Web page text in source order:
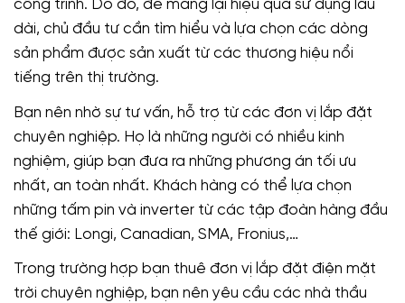
công trình. Do đó, để mang lại hiệu quả sử dụng lâu
dài, chủ đầu tư cần tìm hiểu và lựa chọn các dòng
sản phẩm được sản xuất từ các thương hiệu nổi
tiếng trên thị trường.
Bạn nên nhờ sự tư vấn, hỗ trợ từ các đơn vị lắp đặt
chuyên nghiệp. Họ là những người có nhiều kinh
nghiệm, giúp bạn đưa ra những phương án tối ưu
nhất, an toàn nhất. Khách hàng có thể lựa chọn
những tấm pin và inverter từ các tập đoàn hàng đầu
thế giới: Longi, Canadian, SMA, Fronius,…
Trong trường hợp bạn thuê đơn vị lắp đặt điện mặt
trời chuyên nghiệp, bạn nên yêu cầu các nhà thầu